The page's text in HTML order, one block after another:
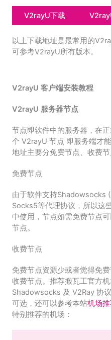
V2rayU下载
以上下载地址是最常用的
可参考V2rayU所有版本。
V2rayU 客户端安装教程
V2rayU 服务器节点
节点即软件中的服务器，在
个 V2rayU 节点 即服务端才
地址主要分免费节点、收费
免费节点
由于软件支持Shadowsocks
Socks5等代理协议，所以这
中使用，节点如需免费节点
节点。
收费节点
免费节点资源少或者觉得免
收费节点。推荐搬瓦工官方
Shadowsocks 及 V2Ray 协
可选，还可以参考本站机场
特别推荐的机场：